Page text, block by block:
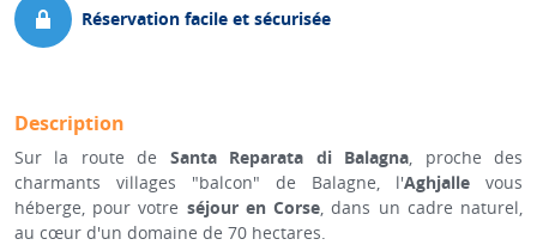
Réservation facile et sécurisée
Description
Sur la route de Santa Reparata di Balagna , proche des
charmants villages "balcon" de Balagne, l'Aghjalle vous
héberge, pour votre séjour en Corse , dans un cadre naturel,
au cœur d'un domaine de 70 hectares.